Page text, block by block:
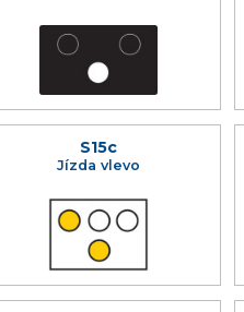
S15c
Jízda vlevo